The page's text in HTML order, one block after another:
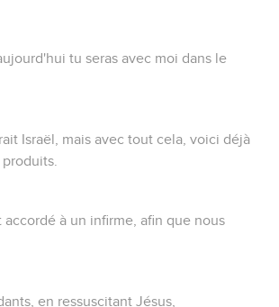
tu seras avec moi dans le
Israël, mais avec tout cela, voici déjà
à un infirme, afin que nous
en ressuscitant Jésus,